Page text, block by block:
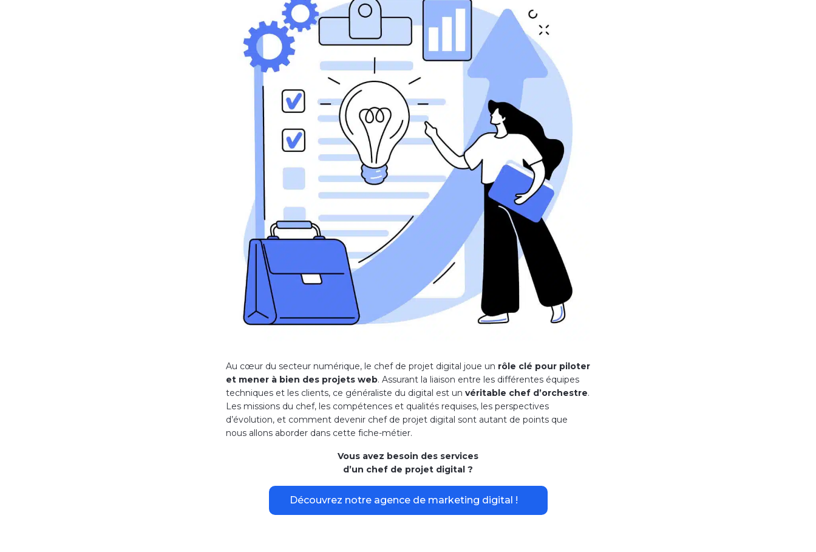
Au cœur du secteur numérique, le chef de projet digital joue un rôle clé pour piloter
et mener à bien des projets web. Assurant la liaison entre les différentes équipes
techniques et les clients, ce généraliste du digital est un véritable chef d’orchestre.
Les missions du chef, les compétences et qualités requises, les perspectives
d’évolution, et comment devenir chef de projet digital sont autant de points que
nous allons aborder dans cette fiche-métier.
Vous avez besoin des services
d’un chef de projet digital ?
Découvrez notre agence de marketing digital !